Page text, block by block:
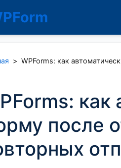
> WPForms: как
как
после